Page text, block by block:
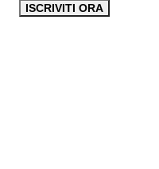
ISCRIVITI ORA